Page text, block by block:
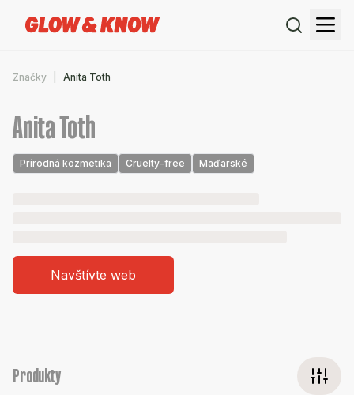
Značky Anita Toth
Anita Toth
Prírodná kozmetika Cruelty-free Maďarské
Navštívte web
Produkty